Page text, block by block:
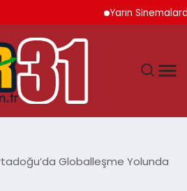
Yarın Sinemalarda
Globalleşme Yolunda